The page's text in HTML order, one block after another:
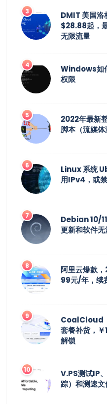
DMIT 美国
$28.88起，
无限流量
Windows如
权限
2022年最新
脚本（流媒体
Linux 系统
用IPv4，或
Debian 10/
更新和软件
阿里云爆款
99元/年，续
CoalCloud
套餐补货，
解锁
V.PS测试IP
踪）和测速